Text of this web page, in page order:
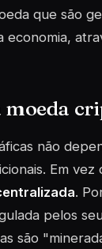
que são
economia,
moeda
não
Em vez
.
pelos
são